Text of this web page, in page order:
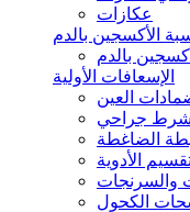
عكازات
الأكسجين بالدم
بالدم
الإسعافات الأولية
العين
جراحي
الضاغطة
الأدوية
والسرنجات
الكحول